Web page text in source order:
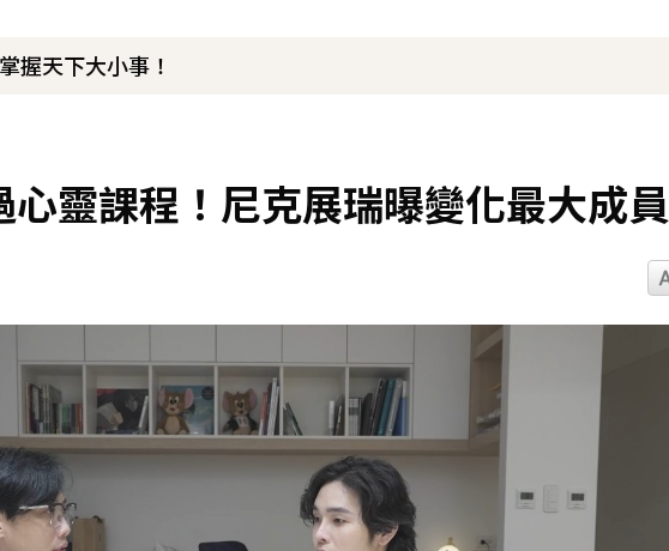
握天下大小事！
心靈課程！尼克展瑞曝變化最大成員